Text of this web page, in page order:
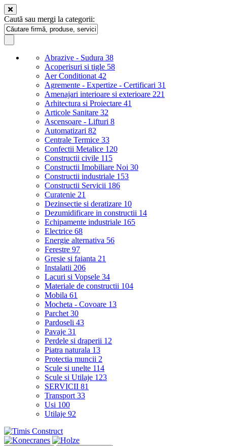
Caută sau mergi la categorii:
Abrazive - Sudura 38
Acoperisuri si tigle 58
Aer Conditionat 42
Agremente - Expertize - Certificari 31
Amenajari interioare si exterioare 221
Arhitectura si Proiectare 41
Articole Sanitare 32
Ascensoare - Lifturi 8
Automatizari 82
Centrale Termice 33
Confectii Metalice 120
Constructii civile 115
Constructii Imobiliare Noi 30
Constructii industriale 153
Constructii Servicii 186
Curatenie 21
Dezinsectie si deratizare 10
Dezumidificare in constructii 14
Echipamente industriale 165
Electrice 68
Energie alternativa 56
Ferestre 97
Gresie si faianta 21
Instalatii 206
Lacuri si Vopsele 34
Materiale de constructii 104
Mobila 61
Mocheta - Covoare 13
Parchet 30
Pardoseli 43
Pavaje 31
Perdele si draperii 12
Piatra naturala 13
Protectia muncii 2
Scule si unelte 114
Scule si Utilaje 123
SERVICII 81
Transport 33
Usi 100
Utilaje 92